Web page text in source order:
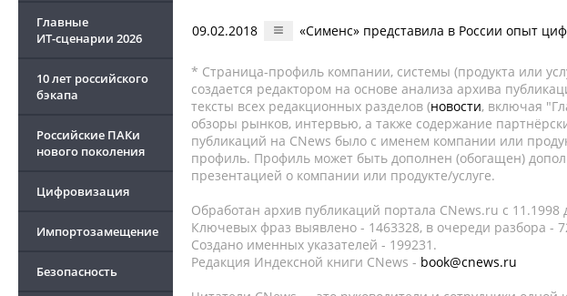
Главные
ИТ-сценарии 2026
10 лет российского
бэкапа
Российские ПАКи
нового поколения
Цифровизация
Импортозамещение
Безопасность
09.02.2018 «Сименс» представила в России опыт
* Страница-профиль компании, системы (продукта или
создается редактором на основе анализа архива
тексты всех редакционных разделов (новости, включая
обзоры рынков, интервью, а также содержание
публикаций на CNews было с именем компании или
профиль. Профиль может быть дополнен (обогащен)
презентацией о компании или продукте/услуге.
Обработан архив публикаций портала CNews.ru c 11.1998
Ключевых фраз выявлено - 1463328, в очереди разбора -
Создано именных указателей - 199231.
Редакция Индексной книги CNews - book@cnews.ru